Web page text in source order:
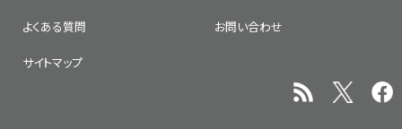
よくある質問 お問い合わせ
サイトマップ